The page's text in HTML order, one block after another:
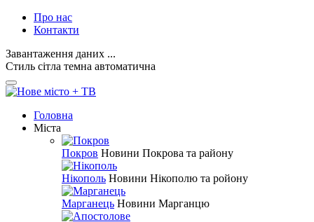
Про нас
Контакти
Завантаження даних ...
Стиль сітла темна автоматична
Головна
Міста
Покров Новини Покрова та району
Нікополь Новини Нікополю та ройону
Марганець Новини Марганцю